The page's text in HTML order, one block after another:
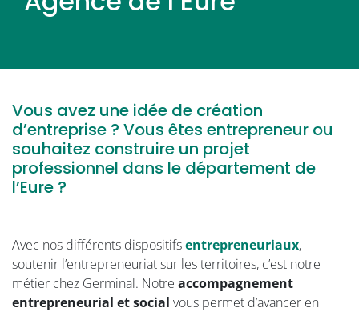
Vous avez une idée de création
d’entreprise ? Vous êtes entrepreneur ou
souhaitez construire un projet
professionnel dans le département de
l’Eure ?
Avec nos différents dispositifsentrepreneuriaux,
soutenir l’entrepreneuriat sur les territoires, c’est notre
métier chez Germinal. Notre accompagnement
entrepreneurial et social vous permet d’avancer en